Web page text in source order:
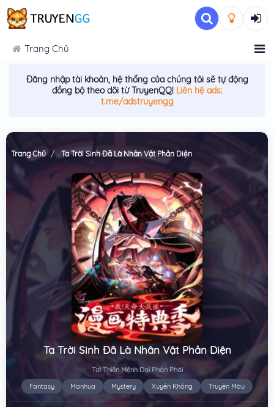
Trang Chủ
Đăng nhập tài khoản, hệ thống của chúng tôi sẽ tự động
đồng bộ theo dõi từ TruyenQQ! Liên hệ ads:
t.me/adstruyengg
Trang Chủ Ta Trời Sinh Đã Là Nhân Vật Phản Diện
Ta Trời Sinh Đã Là Nhân Vật Phản Diện
Ta! Thiên Mệnh Đại Phản Phái
Fantasy
Manhua Mystery Xuyên Không Truyện Màu